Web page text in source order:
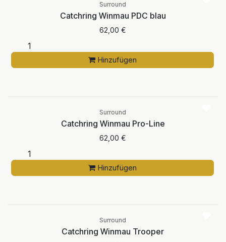
Surround
Catchring Winmau PDC blau
62,00 €
Hinzufügen
Surround
Catchring Winmau Pro-Line
62,00 €
Hinzufügen
Surround
Catchring Winmau Trooper